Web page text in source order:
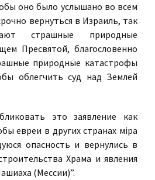
оно было услышано во всем
вернуться в Израиль, так
страшные природные
Пресвятой, благословенно
природные катастрофы
облегчить суд над Землей
это заявление как
евреи в других странах мiра
опасность и вернулись в
Храма и явления
(Мессии)”.